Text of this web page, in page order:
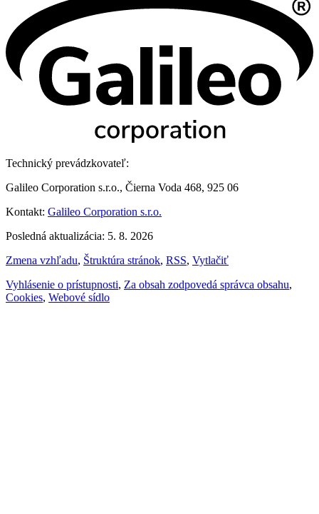
Technický prevádzkovateľ:
Galileo Corporation s.r.o., Čierna Voda 468, 925 06
Kontakt: Galileo Corporation s.r.o.
Posledná aktualizácia: 5. 8. 2026
Zmena vzhľadu, Štruktúra stránok, RSS, Vytlačiť
Vyhlásenie o prístupnosti, Za obsah zodpovedá správca obsahu,
Cookies, Webové sídlo